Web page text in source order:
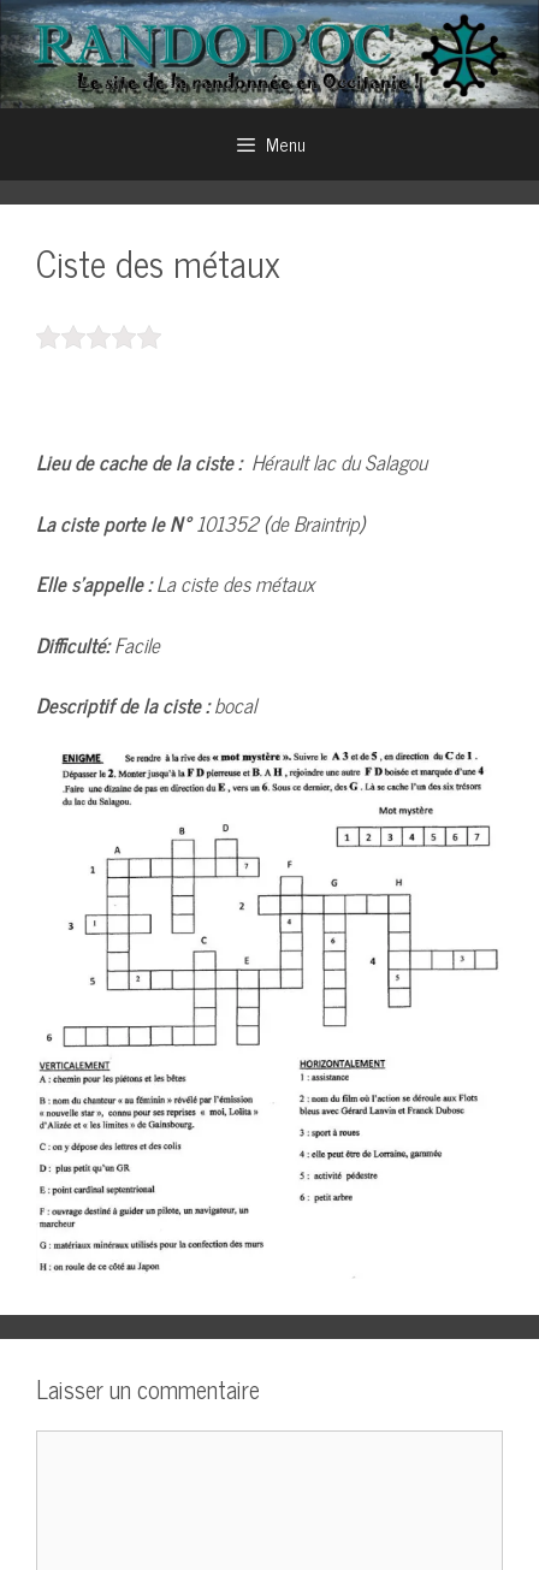
Aller
au
contenu
Menu
Ciste des métaux
Lieu de cache de la ciste :Hérault lac du Salagou
La ciste porte le N°101352 (de Braintrip)
Elle s’appelle :La ciste des métaux
Difficulté:Facile
Descriptif de la ciste :bocal
Laisser un commentaire